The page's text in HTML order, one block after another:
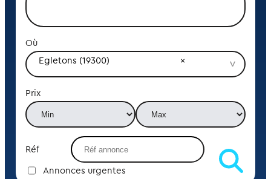
Où
Egletons (19300)
Prix
Réf
Annonces urgentes